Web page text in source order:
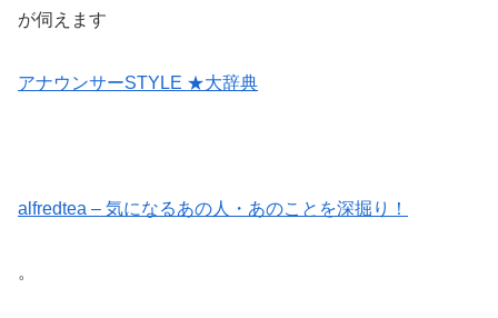
が伺えます​
アナウンサーSTYLE ★大辞典
alfredtea – 気になるあの人・あのことを深掘り！
。